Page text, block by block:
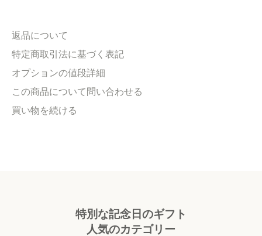
返品について
特定商取引法に基づく表記
オプションの値段詳細
この商品について問い合わせる
買い物を続ける
特別な記念日のギフト
人気のカテゴリー